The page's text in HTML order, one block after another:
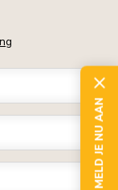
MELD JE NU AAN